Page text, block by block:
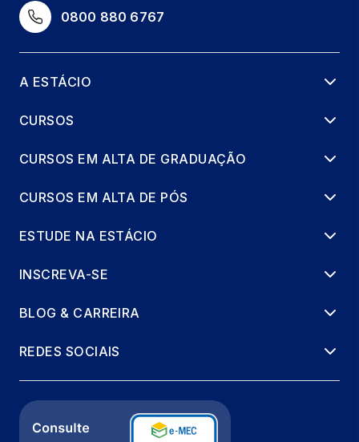
36 horas
ORGANIZAÇÕES EXPONENCIAIS
36 horas
TECNOLOGIAS EMERGENTES
0800 880 6767
A ESTÁCIO
CURSOS
CURSOS EM ALTA DE GRADUAÇÃO
CURSOS EM ALTA DE PÓS
ESTUDE NA ESTÁCIO
INSCREVA-SE
BLOG & CARREIRA
REDES SOCIAIS